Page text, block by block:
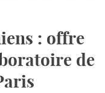
: offre
de